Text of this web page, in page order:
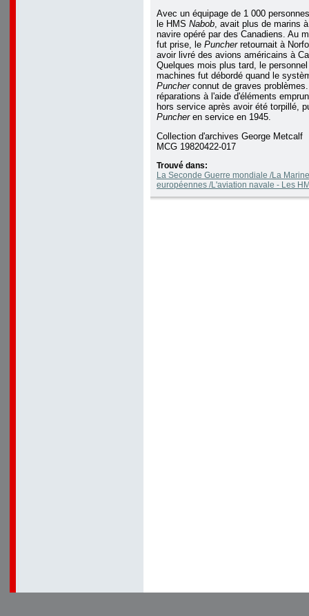
Avec un équipage de 1 000
le HMS Nabob, avait plus de marins
navire opéré par des Canadiens. Au
fut prise, le Puncherretournait à
avoir livré des avions américains à
Quelques mois plus tard, le
machines fut débordé quand le
Puncherconnut de graves
réparations à l'aide d'éléments
hors service après avoir été torpillé,
Puncher en service en 1945.
Collection d'archives George Metcalf
MCG 19820422-017
Trouvé dans:
La Seconde Guerre mondiale /La
européennes /L'aviation navale - Les